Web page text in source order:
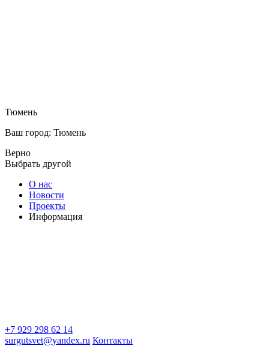
Тюмень
Ваш город: Тюмень
Верно
Выбрать другой
О нас
Новости
Проекты
Информация
+7 929 298 62 14
surgutsvet@yandex.ru Контакты